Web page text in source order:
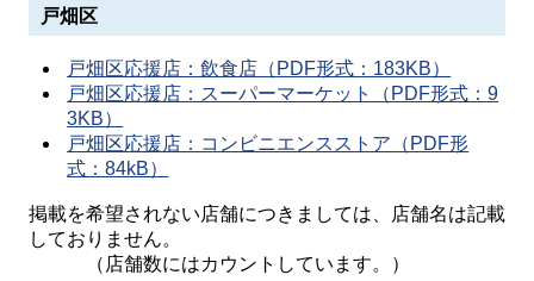
戸畑区
戸畑区応援店：飲食店（PDF形式：183KB）
戸畑区応援店：スーパーマーケット（PDF形式：9
3KB）
戸畑区応援店：コンビニエンスストア（PDF形
式：84kB）
掲載を希望されない店舗につきましては、店舗名は記載
しておりません。
（店舗数にはカウントしています。）